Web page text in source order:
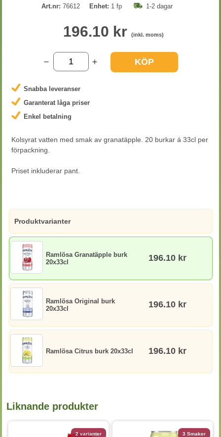
Art.nr: 76612 Enhet: 1 fp 1-2 dagar
196.10 kr (inkl. moms)
KÖP
Snabba leveranser
Garanterat låga priser
Enkel betalning
Kolsyrat vatten med smak av granatäpple. 20 burkar á 33cl per
förpackning.
Priset inkluderar pant.
Produktvarianter
Ramlösa Granatäpple burk
20x33cl
196.10 kr
Ramlösa Original burk
20x33cl
196.10 kr
Ramlösa Citrus burk 20x33cl 196.10 kr
Liknande produkter
2 varianter 3 Smaker